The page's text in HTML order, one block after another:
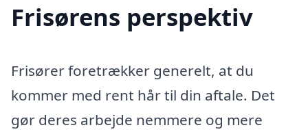
Frisørens perspektiv
Frisører foretrækker generelt, at du
kommer med rent hår til din aftale. Det
gør deres arbejde nemmere og mere